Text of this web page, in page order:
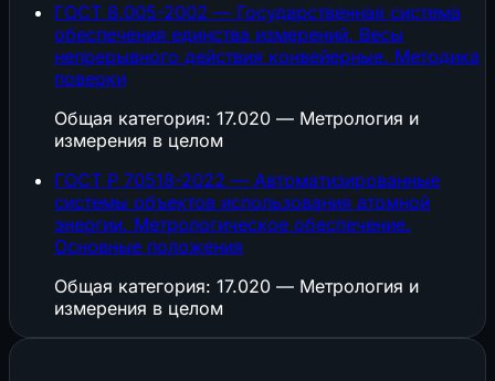
ГОСТ 8.005-2002 — Государственная система
обеспечения единства измерений. Весы
непрерывного действия конвейерные. Методика
поверки
Общая категория: 17.020 — Метрология и
измерения в целом
ГОСТ Р 70518-2022 — Автоматизированные
системы объектов использования атомной
энергии. Метрологическое обеспечение.
Основные положения
Общая категория: 17.020 — Метрология и
измерения в целом